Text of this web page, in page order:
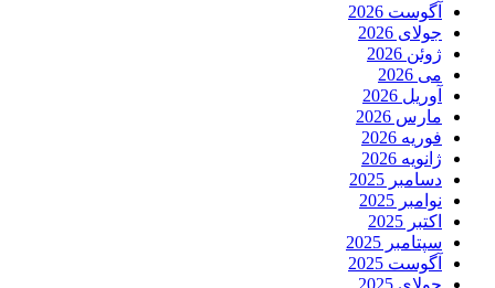
آگوست 2026
جولای 2026
ژوئن 2026
می 2026
آوریل 2026
مارس 2026
فوریه 2026
ژانویه 2026
دسامبر 2025
نوامبر 2025
اکتبر 2025
سپتامبر 2025
آگوست 2025
جولای 2025